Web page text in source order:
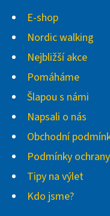
E-shop
Nordic walking
Nejbližší akce
Pomáháme
Šlapou s námi
Napsali o nás
Obchodní
Podmínky
Tipy na výlet
Kdo jsme?